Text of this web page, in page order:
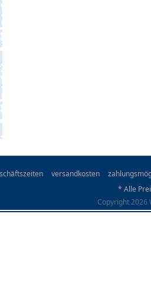
versandkosten
* Alle
Copyright 2026